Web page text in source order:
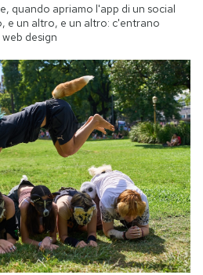
quando apriamo l'app di un social
e un altro, e un altro: c'entrano
design